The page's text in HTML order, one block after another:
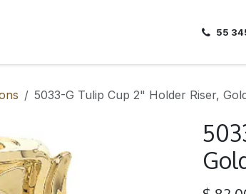
55
5033-G Tulip Cup 2" Holder Riser,